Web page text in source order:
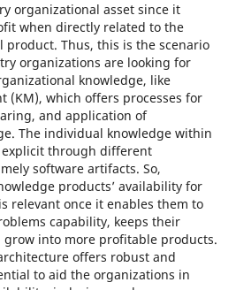
organizational asset since it
when directly related to the
Thus, this is the scenario
organizations are looking for
knowledge, like
(KM), which offers processes for
and application of
The individual knowledge within
through different
software artifacts. So,
products’ availability for
relevant once it enables them to
capability, keeps their
grow into more profitable products.
offers robust and
to aid the organizations in